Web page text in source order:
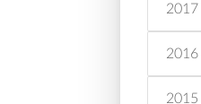
2017
2016
2015